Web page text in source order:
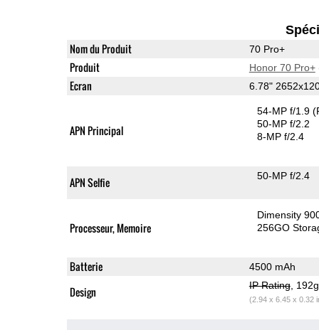
Nom du Produit 70 Pro+
Produit Honor 70 Pro+
Ecran 6.78"
APN Principal
54-MP f/1.9
50-MP f/2.2
8-MP f/2.4
APN Selfie 50-MP f/2.4
Processeur, Memoire
Dimensity
256GO
Batterie 4500 mAh
Design IP Rating,
(2.94 x 6.45 x 0.32